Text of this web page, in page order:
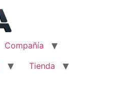
Compañía
Tienda